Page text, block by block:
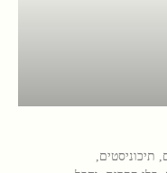
תיכוניסטים,